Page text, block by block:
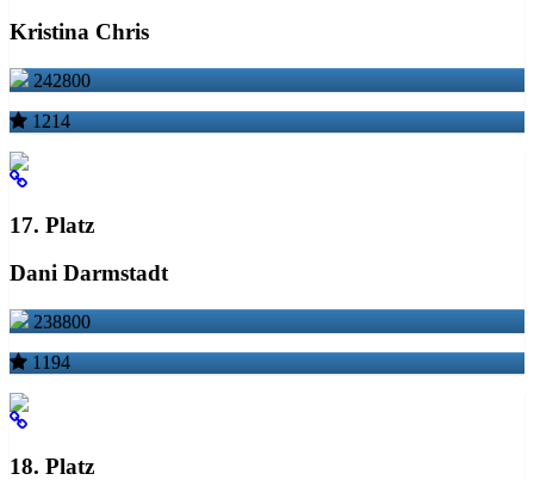
Kristina Chris
242800
1214
17. Platz
Dani Darmstadt
238800
1194
18. Platz